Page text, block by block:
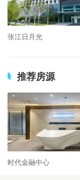
张江日月光
推荐房源
时代金融中心